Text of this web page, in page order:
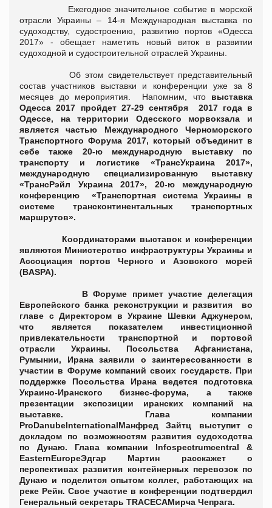
Ежегодное значительное событие в морской
отрасли Украины – 14-я Международная выставка по
судоходству, судостроению, развитию портов «Одесса
2017» - обещает наметить новый виток в развитии
судоходной и судостроительной отраслей Украины.
Об этом свидетельствует представительный
состав участников выставки и конференции уже за 8
месяцев до мероприятия. Напомним, чтовыставка
Одесса 2017 пройдет 27-29 сентября 2017 годав
Одессе, на территории Одесского морвокзала и
является частью Международного Черноморского
Транспортного Форума 2017, который объединит в
себе также 20-ю международную выставку по
транспорту и логистике «ТрансУкраина 2017»,
международную специализированную выставку
«ТрансРэйл Украина 2017», 20-ю международную
конференцию«Транспортная система Украины в
системе трансконтинентальных транспортных
маршрутов».
Координаторами выставок и конференции
являются Министерство инфраструктуры Украины и
Ассоциация портов Черного и Азовского морей
(BASPA).
В Форуме примет участие делегация
Европейского банка реконструкции и развития во
главе с Директором в Украине Шевки Аджунером,
что является показателем инвестиционной
привлекательности транспортной и портовой
отрасли Украины. Посольства Афганистана,
Румынии, Ирана заявили о заинтересованности в
участии в Форуме компаний своих государств. При
поддержке Посольства Ирана ведется подготовка
Украино-Иранского бизнес-форума, а также
презентации экспозиции иранских компаний на
выставке. Глава компании
ProDanubeInternationalМанфред Зайтц выступит с
докладом по возможностям развития судоходства
по Дунаю. Глава компании Infospectrumcentral &
EasternEuropeЭдгар Мартин расскажет о
перспективах развития контейнерных перевозок по
Дунаю и поделится опытом коллег, работающих на
реке Рейн. Свое участие в конференции подтвердил
Генеральный секретарь TRACECAМирча Чепрага.